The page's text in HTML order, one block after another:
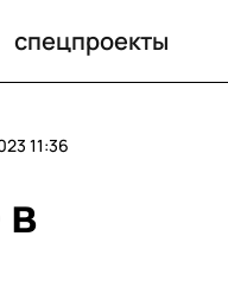
спецпроекты
11:36